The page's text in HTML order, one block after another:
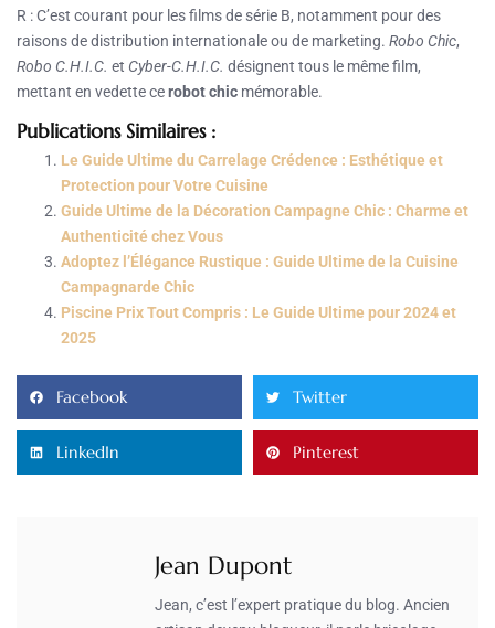
R : C’est courant pour les films de série B, notamment pour des
raisons de distribution internationale ou de marketing. Robo Chic,
Robo C.H.I.C. et Cyber-C.H.I.C. désignent tous le même film,
mettant en vedette cerobot chic mémorable.
Publications Similaires :
Le Guide Ultime du Carrelage Crédence : Esthétique et
Protection pour Votre Cuisine
Guide Ultime de la Décoration Campagne Chic : Charme et
Authenticité chez Vous
Adoptez l’Élégance Rustique : Guide Ultime de la Cuisine
Campagnarde Chic
Piscine Prix Tout Compris : Le Guide Ultime pour 2024 et
2025
Facebook Twitter
LinkedIn Pinterest
Jean Dupont
Jean, c’est l’expert pratique du blog. Ancien